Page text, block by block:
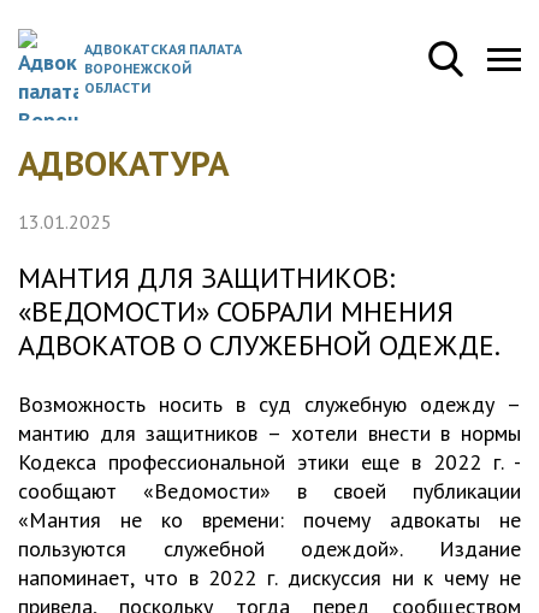
АДВОКАТСКАЯ ПАЛАТА
ВОРОНЕЖСКОЙ
ОБЛАСТИ
АДВОКАТУРА
13.01.2025
МАНТИЯ ДЛЯ ЗАЩИТНИКОВ:
«ВЕДОМОСТИ» СОБРАЛИ МНЕНИЯ
АДВОКАТОВ О СЛУЖЕБНОЙ ОДЕЖДЕ.
Возможность носить в суд служебную одежду –
мантию для защитников – хотели внести в нормы
Кодекса профессиональной этики еще в 2022 г. -
сообщают «Ведомости» в своей публикации
«Мантия не ко времени: почему адвокаты не
пользуются служебной одеждой». Издание
напоминает, что в 2022 г. дискуссия ни к чему не
привела, поскольку тогда перед сообществом